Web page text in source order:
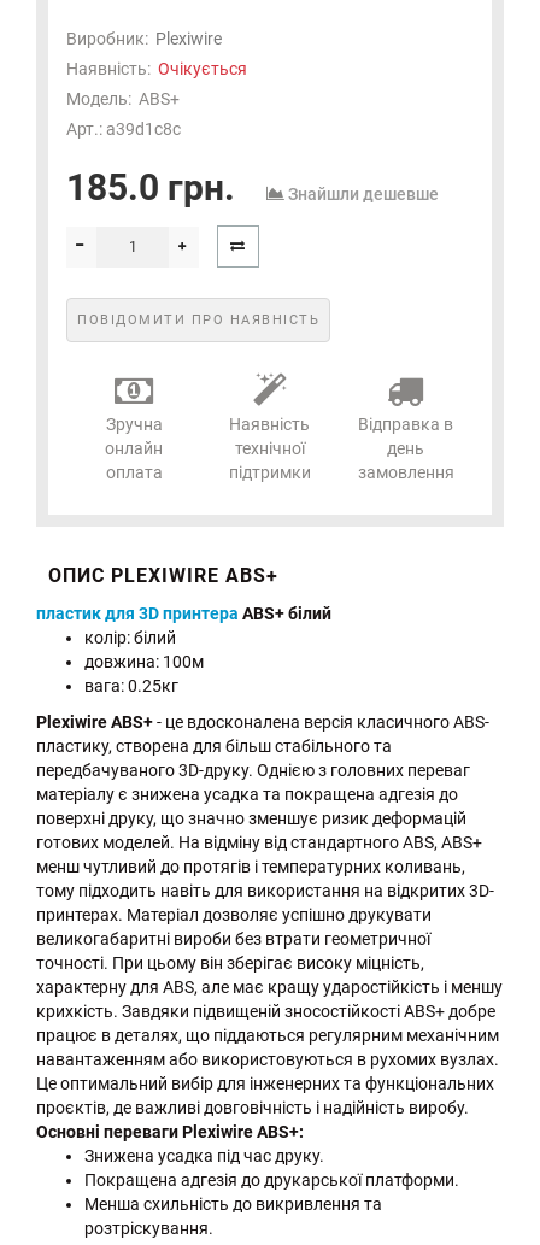
Виробник: Plexiwire
Наявність: Очікується
Модель: ABS+
Арт.: a39d1c8c
185.0 грн. Знайшли дешевше
ПОВІДОМИТИ ПРО НАЯВНІСТЬ
Зручна
онлайн
оплата
Наявність
технічної
підтримки
Відправка в
день
замовлення
ОПИС PLEXIWIRE ABS+
пластик для 3D принтера ABS+ білий
колір: білий
довжина: 100м
вага: 0.25кг
Plexiwire ABS+- це вдосконалена версія класичного ABS-
пластику, створена для більш стабільного та
передбачуваного 3D-друку. Однією з головних переваг
матеріалу є знижена усадка та покращена адгезія до
поверхні друку, що значно зменшує ризик деформацій
готових моделей. На відміну від стандартного ABS, ABS+
менш чутливий до протягів і температурних коливань,
тому підходить навіть для використання на відкритих 3D-
принтерах. Матеріал дозволяє успішно друкувати
великогабаритні вироби без втрати геометричної
точності. При цьому він зберігає високу міцність,
характерну для ABS, але має кращу ударостійкість і меншу
крихкість. Завдяки підвищеній зносостійкості ABS+ добре
працює в деталях, що піддаються регулярним механічним
навантаженням або використовуються в рухомих вузлах.
Це оптимальний вибір для інженерних та функціональних
проєктів, де важливі довговічність і надійність виробу.
Основні переваги Plexiwire ABS+:
Знижена усадка під час друку.
Покращена адгезія до друкарської платформи.
Менша схильність до викривлення та
розтріскування.